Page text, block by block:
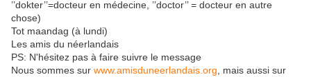
’’dokter’’=docteur en médecine, ’’doctor’’ = docteur en autre
chose)
Tot maandag (à lundi)
Les amis du néerlandais
PS: N'hésitez pas à faire suivre le message
Nous sommes sur www.amisduneerlandais.org , mais aussi sur